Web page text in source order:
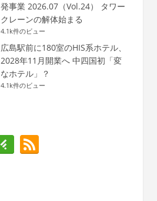
発事業 2026.07（Vol.24） タワー
クレーンの解体始まる
4.1k件のビュー
広島駅前に180室のHIS系ホテル、
2028年11月開業へ 中四国初「変
なホテル」？
4.1k件のビュー